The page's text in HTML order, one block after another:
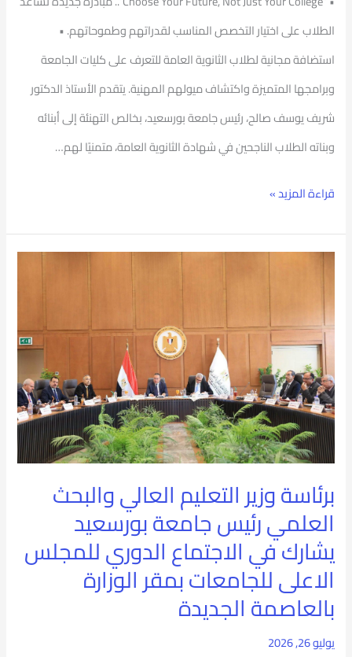
الطلاب على اختيار التخصص المناسب لقدراتهم وطموحاتهم. •
استضافة مجانية لطلاب الثانوية العامة للتعرف على كليات الجامعة
وبرامجها المتميزة واكتشاف ميولهم المهنية. يتقدم الأستاذ الدكتور
شريف يوسف صالح، رئيس جامعة بورسعيد، بخالص التهنئة إلى أبنائه
وبناته الطلاب الناجحين في شهادة الثانوية العامة، متمنيًا لهم…
قراءة المزيد »
برئاسة وزير التعليم العالي والبحث
العلمي رئيس جامعة بورسعيد
يشارك في الاجتماع الدوري للمجلس
الاعلى للجامعات بمقر الوزارة
بالعاصمة الجديدة
يوليو 26, 2026
التعليم
العالي
والبحث
العلمي
رئيس
جامعة
بورسعيد
يشارك
في
الاجتماع
الدوري
للمجلس